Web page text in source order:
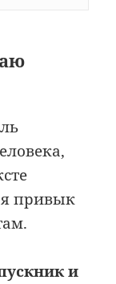
я привык
и